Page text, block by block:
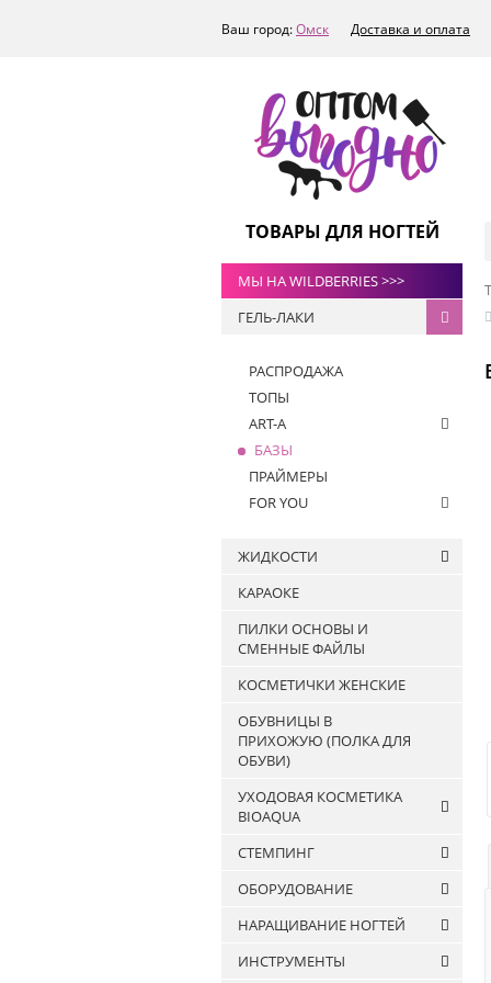
Ваш город:Омск Доставка и оплата
ТОВАРЫ ДЛЯ НОГТЕЙ
МЫ НА WILDBERRIES >>>
ГЕЛЬ-ЛАКИ
РАСПРОДАЖА
ТОПЫ
ART-A
БАЗЫ
ПРАЙМЕРЫ
FOR YOU
ЖИДКОСТИ
Жидкости для
обезжиривания ногтей и
снятия липкого слоя
кистей
КАРАОКЕ
ПИЛКИ ОСНОВЫ И
СМЕННЫЕ ФАЙЛЫ
КОСМЕТИЧКИ ЖЕНСКИЕ
ОБУВНИЦЫ В
ПРИХОЖУЮ (ПОЛКА ДЛЯ
ОБУВИ)
УХОДОВАЯ КОСМЕТИКА
BIOAQUA
Маски
Сыворотки и эссенции
СТЕМПИНГ
Штампы и скраперы для
стемпинга
ОБОРУДОВАНИЕ
И ПЕДИКЮРА
НАРАЩИВАНИЕ НОГТЕЙ
ИНСТРУМЕНТЫ